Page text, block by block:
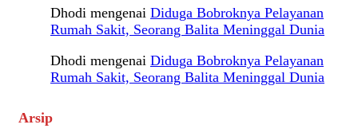
Dhodi mengenai Diduga Bobroknya Pelayanan
Rumah Sakit, Seorang Balita Meninggal Dunia
Dhodi mengenai Diduga Bobroknya Pelayanan
Rumah Sakit, Seorang Balita Meninggal Dunia
Arsip